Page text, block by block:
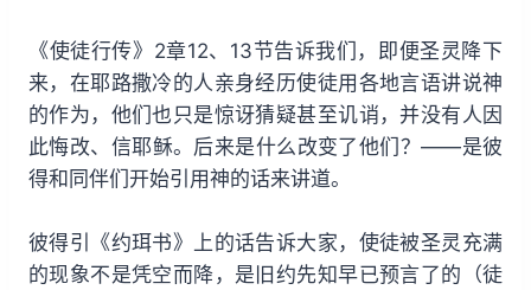
《使徒行传》2章12、13节告诉我们，即便圣灵降下
来，在耶路撒冷的人亲身经历使徒用各地言语讲说神
的作为，他们也只是惊讶猜疑甚至讥诮，并没有人因
此悔改、信耶稣。后来是什么改变了他们？——是彼
得和同伴们开始引用神的话来讲道。
彼得引《约珥书》上的话告诉大家，使徒被圣灵充满
的现象不是凭空而降，是旧约先知早已预言了的（徒